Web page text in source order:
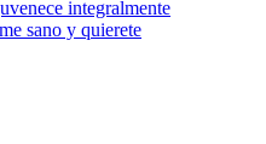
integralmente
sano y quierete